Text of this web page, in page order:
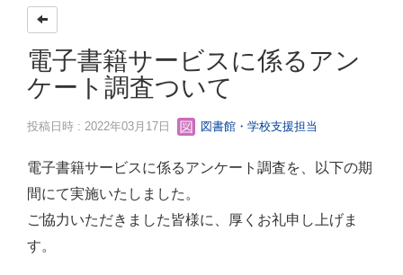
電子書籍サービスに係るアン
ケート調査ついて
投稿日時 : 2022年03月17日 図書館・学校支援担当
電子書籍サービスに係るアンケート調査を、以下の期
間にて実施いたしました。
ご協力いただきました皆様に、厚くお礼申し上げま
す。